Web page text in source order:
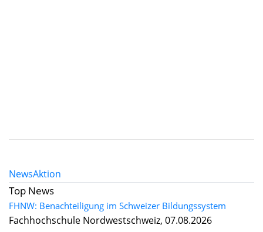
NewsAktion
Top News
FHNW: Benachteiligung im Schweizer Bildungssystem
Fachhochschule Nordwestschweiz, 07.08.2026